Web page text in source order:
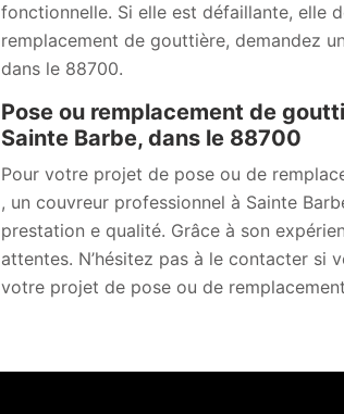
fonctionnelle. Si elle est défaillante, elle
remplacement de gouttière, demandez
dans le 88700.
Pose ou remplacement de
Sainte Barbe, dans le 88700
Pour votre projet de pose ou de
, un couvreur professionnel à Sainte
prestation e qualité. Grâce à son
attentes. N’hésitez pas à le contacter si
votre projet de pose ou de